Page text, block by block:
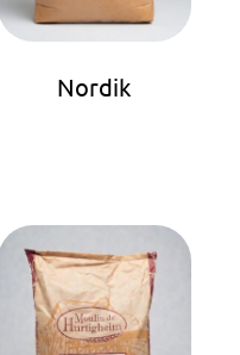
Nordik